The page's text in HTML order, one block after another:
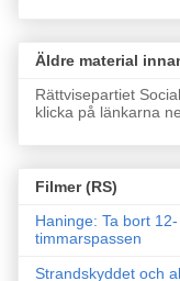
Äldre material
Rättvisepartiet
klicka på länkarna
Filmer (RS)
Haninge: Ta bort 12-
timmarspassen
Strandskyddet och